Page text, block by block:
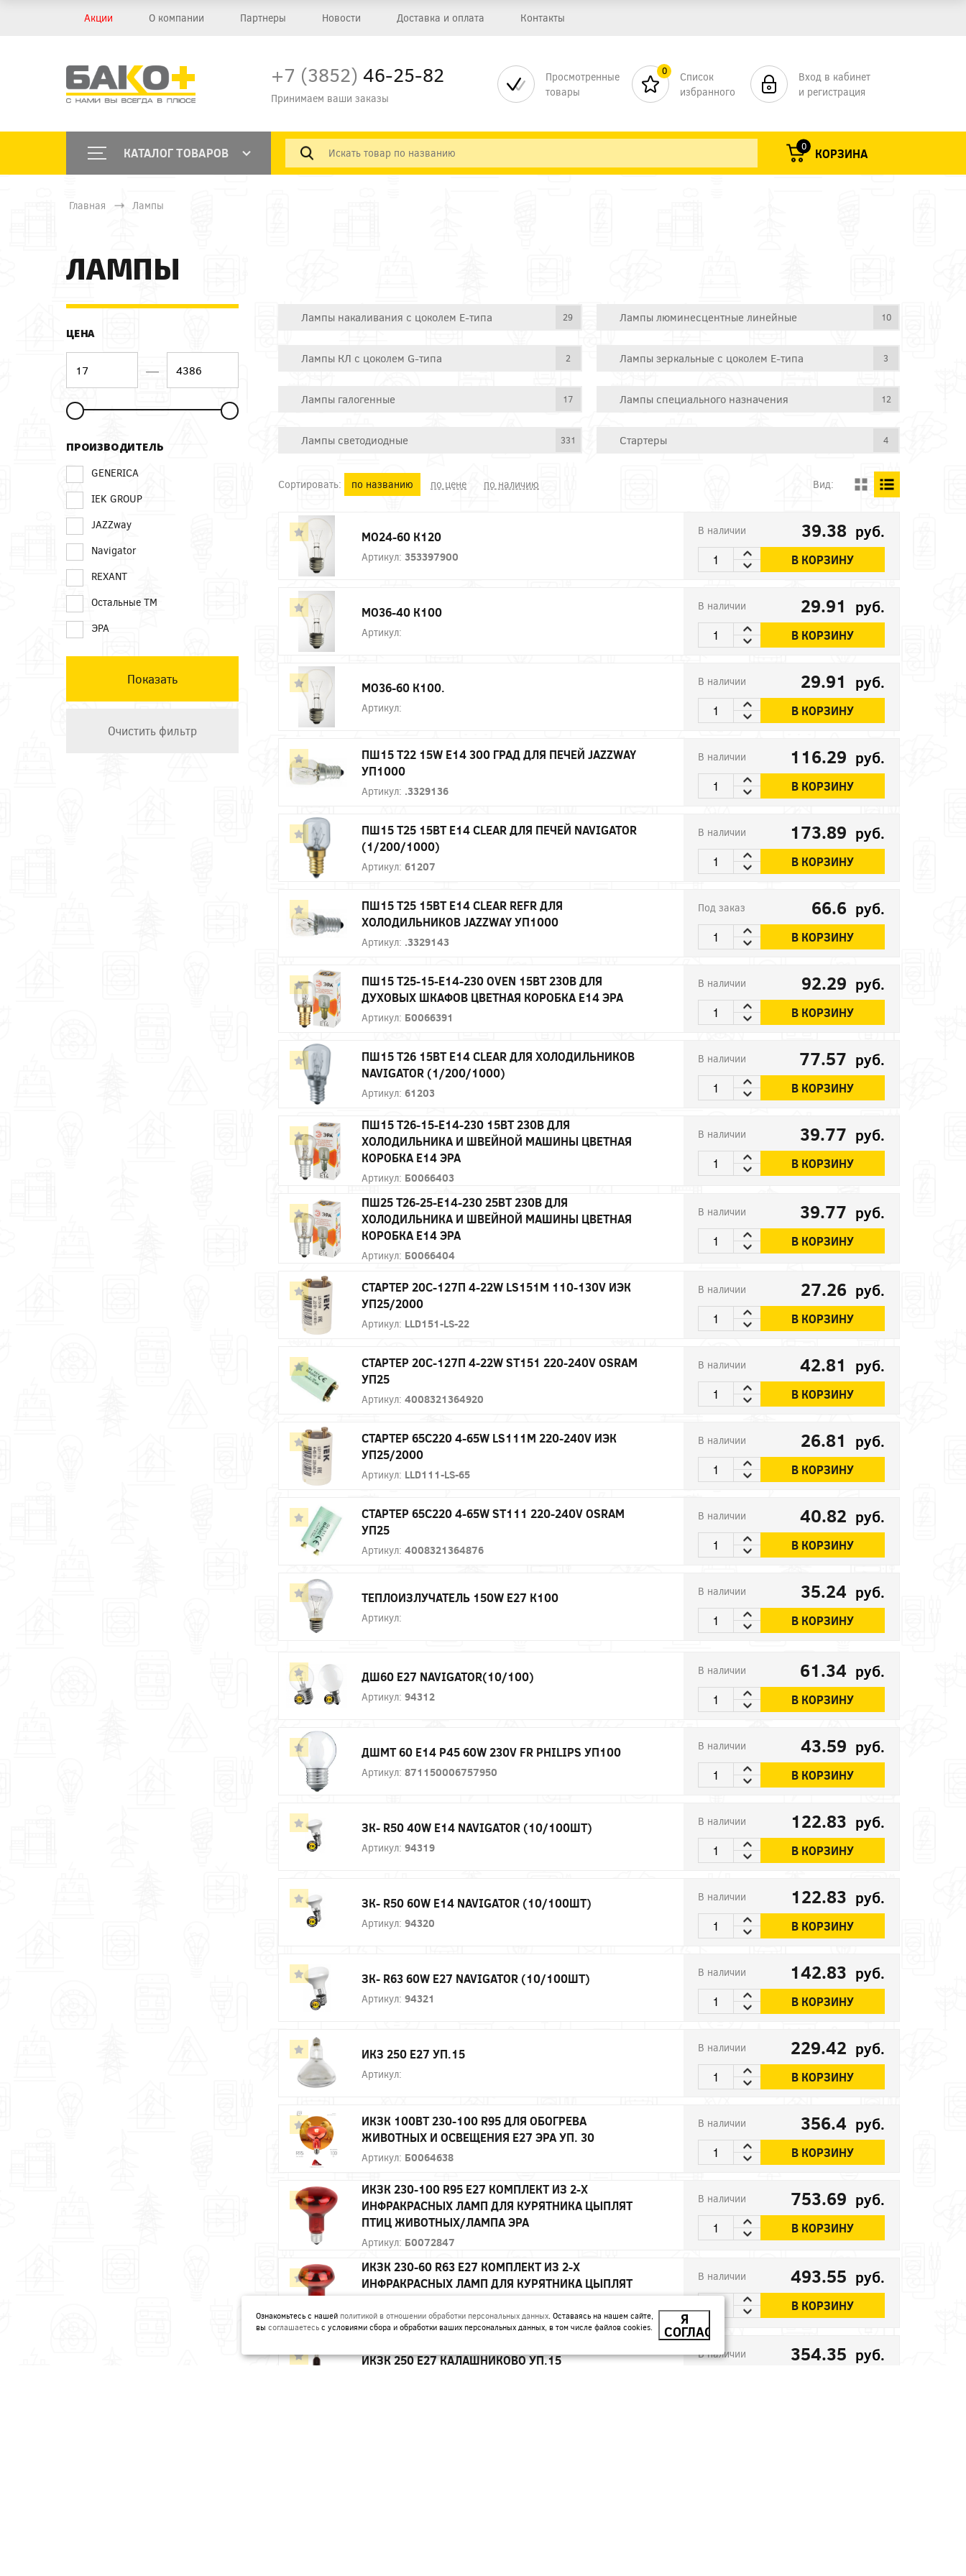
Акции О компании Партнеры Новости Доставка и оплата Контакты
+7 (3852) 46-25-82
Принимаем ваши заказы
Просмотренные
товары
0
Список
избранного
Вход в кабинет
и регистрация
КАТАЛОГ ТОВАРОВ 0 КОРЗИНА
Главная Лампы
ЛАМПЫ
ЦЕНА
—
ПРОИЗВОДИТЕЛЬ
GENERICA
IEK GROUP
JAZZway
Navigator
REXANT
Остальные ТМ
ЭРА
Лампы накаливания с цоколем E-типа 29 Лампы люминесцентные линейные 10
Лампы КЛ с цоколем G-типа 2 Лампы зеркальные с цоколем E-типа 3
Лампы галогенные 17 Лампы специального назначения 12
Лампы светодиодные 331 Стартеры 4
Сортировать: по названию по цене по наличию Вид:
МО24-60 К120
Артикул: 353397900
В наличии 39.38 руб.
В КОРЗИНУ
МО36-40 К100
Артикул:
В наличии 29.91 руб.
В КОРЗИНУ
МО36-60 К100.
Артикул:
В наличии 29.91 руб.
В КОРЗИНУ
ПШ15 T22 15W E14 300 ГРАД ДЛЯ ПЕЧЕЙ JAZZWAY
УП1000
Артикул: .3329136
В наличии 116.29 руб.
В КОРЗИНУ
ПШ15 T25 15ВТ E14 CLEAR ДЛЯ ПЕЧЕЙ NAVIGATOR
(1/200/1000)
Артикул: 61207
В наличии 173.89 руб.
В КОРЗИНУ
ПШ15 T25 15ВТ E14 CLEAR REFR ДЛЯ
ХОЛОДИЛЬНИКОВ JAZZWAY УП1000
Артикул: .3329143
Под заказ 66.6 руб.
В КОРЗИНУ
ПШ15 T25-15-E14-230 OVEN 15ВТ 230В ДЛЯ
ДУХОВЫХ ШКАФОВ ЦВЕТНАЯ КОРОБКА Е14 ЭРА
Артикул: Б0066391
В наличии 92.29 руб.
В КОРЗИНУ
ПШ15 T26 15ВТ E14 CLEAR ДЛЯ ХОЛОДИЛЬНИКОВ
NAVIGATOR (1/200/1000)
Артикул: 61203
В наличии 77.57 руб.
В КОРЗИНУ
ПШ15 T26-15-E14-230 15ВТ 230В ДЛЯ
ХОЛОДИЛЬНИКА И ШВЕЙНОЙ МАШИНЫ ЦВЕТНАЯ
КОРОБКА Е14 ЭРА
Артикул: Б0066403
В наличии 39.77 руб.
В КОРЗИНУ
ПШ25 T26-25-E14-230 25ВТ 230В ДЛЯ
ХОЛОДИЛЬНИКА И ШВЕЙНОЙ МАШИНЫ ЦВЕТНАЯ
КОРОБКА Е14 ЭРА
Артикул: Б0066404
В наличии 39.77 руб.
В КОРЗИНУ
СТАРТЕР 20С-127П 4-22W LS151М 110-130V ИЭК
УП25/2000
Артикул: LLD151-LS-22
В наличии 27.26 руб.
В КОРЗИНУ
СТАРТЕР 20С-127П 4-22W ST151 220-240V OSRAM
УП25
Артикул: 4008321364920
В наличии 42.81 руб.
В КОРЗИНУ
СТАРТЕР 65С220 4-65W LS111М 220-240V ИЭК
УП25/2000
Артикул: LLD111-LS-65
В наличии 26.81 руб.
В КОРЗИНУ
СТАРТЕР 65С220 4-65W ST111 220-240V OSRAM
УП25
Артикул: 4008321364876
В наличии 40.82 руб.
В КОРЗИНУ
ТЕПЛОИЗЛУЧАТЕЛЬ 150W Е27 К100
Артикул:
В наличии 35.24 руб.
В КОРЗИНУ
ДШ60 Е27 NAVIGATOR(10/100)
Артикул: 94312
В наличии 61.34 руб.
В КОРЗИНУ
ДШМТ 60 Е14 P45 60W 230V FR PHILIPS УП100
Артикул: 871150006757950
В наличии 43.59 руб.
В КОРЗИНУ
ЗК- R50 40W E14 NAVIGATOR (10/100ШТ)
Артикул: 94319
В наличии 122.83 руб.
В КОРЗИНУ
ЗК- R50 60W E14 NAVIGATOR (10/100ШТ)
Артикул: 94320
В наличии 122.83 руб.
В КОРЗИНУ
ЗК- R63 60W E27 NAVIGATOR (10/100ШТ)
Артикул: 94321
В наличии 142.83 руб.
В КОРЗИНУ
ИКЗ 250 Е27 УП.15
Артикул:
В наличии 229.42 руб.
В КОРЗИНУ
ИКЗК 100ВТ 230-100 R95 ДЛЯ ОБОГРЕВА
ЖИВОТНЫХ И ОСВЕЩЕНИЯ Е27 ЭРА УП. 30
Артикул: Б0064638
В наличии 356.4 руб.
В КОРЗИНУ
ИКЗК 230-100 R95 E27 КОМПЛЕКТ ИЗ 2-Х
ИНФРАКРАСНЫХ ЛАМП ДЛЯ КУРЯТНИКА ЦЫПЛЯТ
ПТИЦ ЖИВОТНЫХ/ЛАМПА ЭРА
Артикул: Б0072847
В наличии 753.69 руб.
В КОРЗИНУ
ИКЗК 230-60 R63 E27 КОМПЛЕКТ ИЗ 2-Х
ИНФРАКРАСНЫХ ЛАМП ДЛЯ КУРЯТНИКА ЦЫПЛЯТ
Артикул:Б0072848
В наличии 493.55 руб.
В КОРЗИНУ
ИКЗК 250 Е27 КАЛАШНИКОВО УП.15 В наличии 354.35 руб.
Ознакомьтесь с нашей политикой в отношении обработки персональных данных. Оставаясь на нашем сайте,
вы соглашаетесь с условиями сбора и обработки ваших персональных данных, в том числе файлов cookies. Я
СОГЛАСЕН